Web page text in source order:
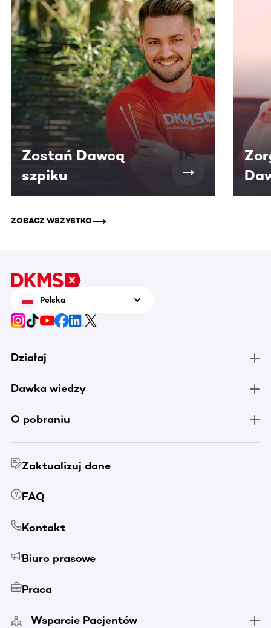
Zostań Dawcą
szpiku
ZOBACZ WSZYSTKO
Polska
Działaj
Dawka wiedzy
O pobraniu
Zaktualizuj dane
FAQ
Kontakt
Biuro prasowe
Praca
Wsparcie Pacjentów